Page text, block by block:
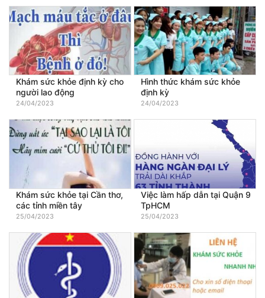
Khám sức khỏe định kỳ cho
người lao động
24/04/2023
Hình thức khám sức khỏe
định kỳ
24/04/2023
Khám sức khỏe tại Cần thơ,
các tỉnh miền tây
25/04/2023
Việc làm hấp dẫn tại Quận 9
TpHCM
25/04/2023